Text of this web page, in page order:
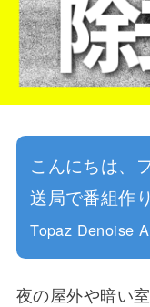
こんにちは、
送局で番組作
Topaz Denoise
夜の屋外や暗い